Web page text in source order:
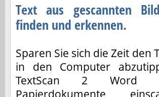
Text aus gescannten
finden und erkennen.
Sparen Sie sich die Zeit den
in den Computer
TextScan 2 Word
Papierdokumente